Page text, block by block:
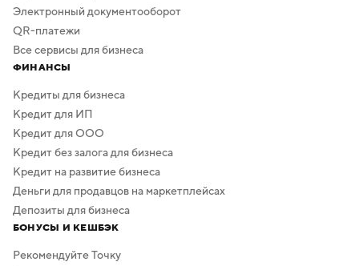
Электронный документооборот
QR-платежи
Все сервисы для бизнеса
ФИНАНСЫ
Кредиты для бизнеса
Кредит для ИП
Кредит для ООО
Кредит без залога для бизнеса
Кредит на развитие бизнеса
Деньги для продавцов на маркетплейсах
Депозиты для бизнеса
БОНУСЫ И КЕШБЭК
Рекомендуйте Точку